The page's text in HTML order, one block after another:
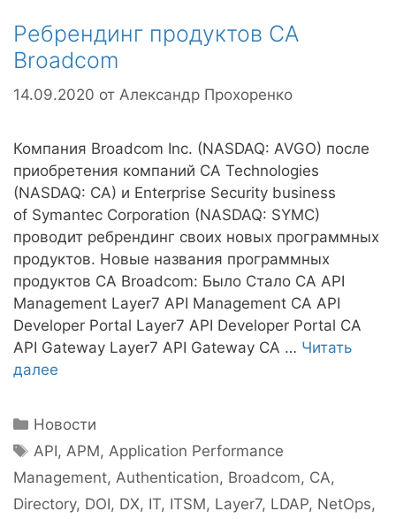
Ребрендинг продуктов CA
Broadcom
14.09.2020 от Александр Прохоренко
Компания Broadcom Inc. (NASDAQ: AVGO) после
приобретения компаний CA Technologies
(NASDAQ: CA) и Enterprise Security business
of Symantec Corporation (NASDAQ: SYMC)
проводит ребрендинг своих новых программных
продуктов. Новые названия программных
продуктов CA Broadcom: Было Стало CA API
Management Layer7 API Management CA API
Developer Portal Layer7 API Developer Portal CA
API Gateway Layer7 API Gateway CA … Читать
далее
Рубрики
Новости
Метки
API, APM, Application Performance
Management, Authentication, Broadcom, CA,
Directory, DOI, DX, IT, ITSM, Layer7, LDAP, NetOps,